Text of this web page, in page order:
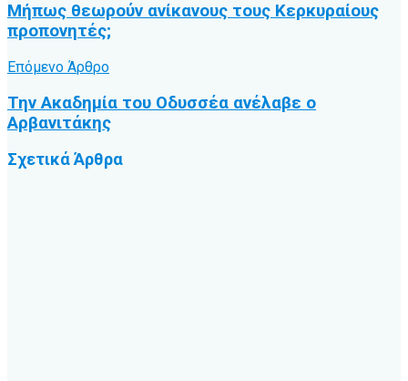
Μήπως θεωρούν ανίκανους τους Κερκυραίους
προπονητές;
Επόμενο Άρθρο
Την Ακαδημία του Οδυσσέα ανέλαβε ο
Αρβανιτάκης
ΣχετικάΆρθρα